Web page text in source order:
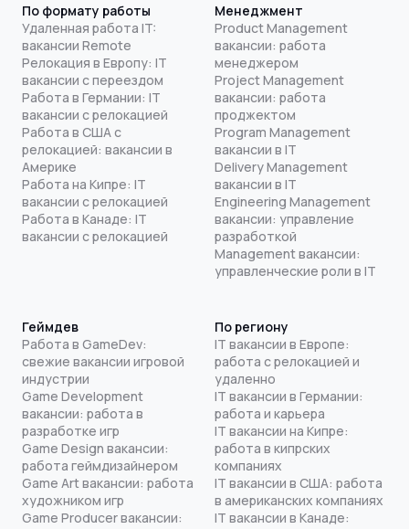
По формату работы
Удаленная работа IT:
вакансии Remote
Релокация в Европу: IT
вакансии с переездом
Работа в Германии: IT
вакансии с релокацией
Работа в США с
релокацией: вакансии в
Америке
Работа на Кипре: IT
вакансии с релокацией
Работа в Канаде: IT
вакансии с релокацией
Менеджмент
Product Management
вакансии: работа
менеджером
Project Management
вакансии: работа
проджектом
Program Management
вакансии в IT
Delivery Management
вакансии в IT
Engineering Management
вакансии: управление
разработкой
Management вакансии:
управленческие роли в IT
Геймдев
Работа в GameDev:
свежие вакансии игровой
индустрии
Game Development
вакансии: работа в
разработке игр
Game Design вакансии:
работа геймдизайнером
Game Art вакансии: работа
художником игр
Game Producer вакансии:
По региону
IT вакансии в Европе:
работа с релокацией и
удаленно
IT вакансии в Германии:
работа и карьера
IT вакансии на Кипре:
работа в кипрских
компаниях
IT вакансии в США: работа
в американских компаниях
IT вакансии в Канаде: